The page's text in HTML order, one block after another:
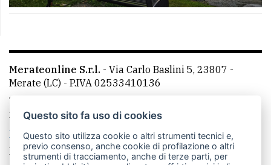
Merateonline S.r.l. - Via Carlo Baslini 5, 23807 -
Merate (LC) - P.IVA 02533410136
Telefono:
mail: redazione@leccoonline.com
La redazione
MerateOnline CasateOnline
RSS
Made by VIP
Questo sito fa uso di cookies
Questo sito utilizza cookie o altri strumenti tecnici e,
previo consenso, anche cookie di profilazione o altri
strumenti di tracciamento, anche di terze parti, per